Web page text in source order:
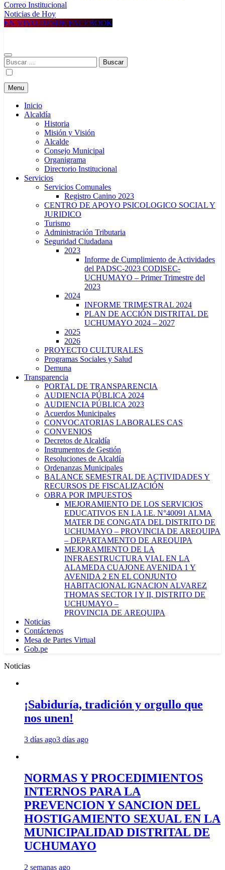
MUNICIPALIDAD DISTRITAL DE UCHUMAYO
Construyendo una nueva Historia
Correo Institucional
Noticias de Hoy
EN VIVO DESDE FACEBOOK
Buscar:
Menu
Inicio
Alcaldía
Historia
Misión y Visión
Alcalde
Consejo Municipal
Organigrama
Directorio Institucional
Servicios
Servicios Comunales
Registro Canino 2023
CENTRO DE APOYO PSICOLOGICO SOCIAL Y
JURIDICO
Turismo
Administración Tributaria
Seguridad Ciudadana
2023
Informe de Cumplimiento de Actividades
del PADSC-2023 CODISEC-
UCHUMAYO – Primer Trimestre del
2023
2024
INFORME TRIMESTRAL 2024
PLAN DE ACCIÓN DISTRITAL DE
UCHUMAYO 2024 – 2027
2025
2026
PROYECTO CULTURALES
Programas Sociales y Salud
Demuna
Transparencia
PORTAL DE TRANSPARENCIA
AUDIENCIA PÚBLICA 2024
AUDIENCIA PÚBLICA 2023
Acuerdos Municipales
CONVOCATORIAS LABORALES CAS
CONVENIOS
Decretos de Alcaldía
Instrumentos de Gestión
Resoluciones de Alcaldía
Ordenanzas Municipales
BALANCE SEMESTRAL DE ACTIVIDADES Y
RECURSOS DE FISCALIZACIÓN
OBRA POR IMPUESTOS
MEJORAMIENTO DE LOS SERVICIOS
EDUCATIVOS EN LA I.E. N°40091 ALMA
MATER DE CONGATA DEL DISTRITO DE
UCHUMAYO – PROVINCIA DE AREQUIPA
– DEPARTAMENTO DE AREQUIPA
MEJORAMIENTO DE LA
INFRAESTRUCTURA VIAL EN LA
ALAMEDA CUAJONE AVENIDA 1 Y
AVENIDA 2 EN EL CONJUNTO
HABITACIONAL IGNACION ALVAREZ
THOMAS SECTOR I Y II, DISTRITO DE
UCHUMAYO –
PROVINCIA DE AREQUIPA
Noticias
Contáctenos
Mesa de Partes Virtual
Gob.pe
Noticias
¡Sabiduría, tradición y orgullo que
nos unen!
3 días ago3 días ago
NORMAS Y PROCEDIMIENTOS
INTERNOS PARA LA
PREVENCION Y SANCION DEL
HOSTIGAMIENTO SEXUAL EN LA
MUNICIPALIDAD DISTRITAL DE
UCHUMAYO
2 semanas ago